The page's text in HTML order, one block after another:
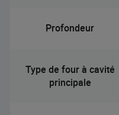
Profondeur
Type de four à cavité
principale